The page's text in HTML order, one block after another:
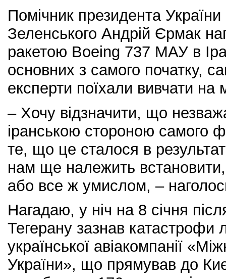
Помічник президента
Зеленського Андрій Єрмак
ракетою Boeing 737 МАУ в
основних з самого початку,
експерти поїхали вивчати на
– Хочу відзначити, що
іранською стороною самого
те, що це сталося в
нам ще належить
або все ж умислом, –
Нагадаю, у ніч на 8 січня
Тегерану зазнав катастрофи
української авіакомпанії
України», що прямував до